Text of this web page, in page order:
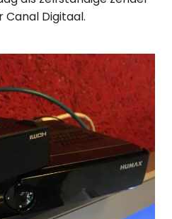
Canal Digitaal.